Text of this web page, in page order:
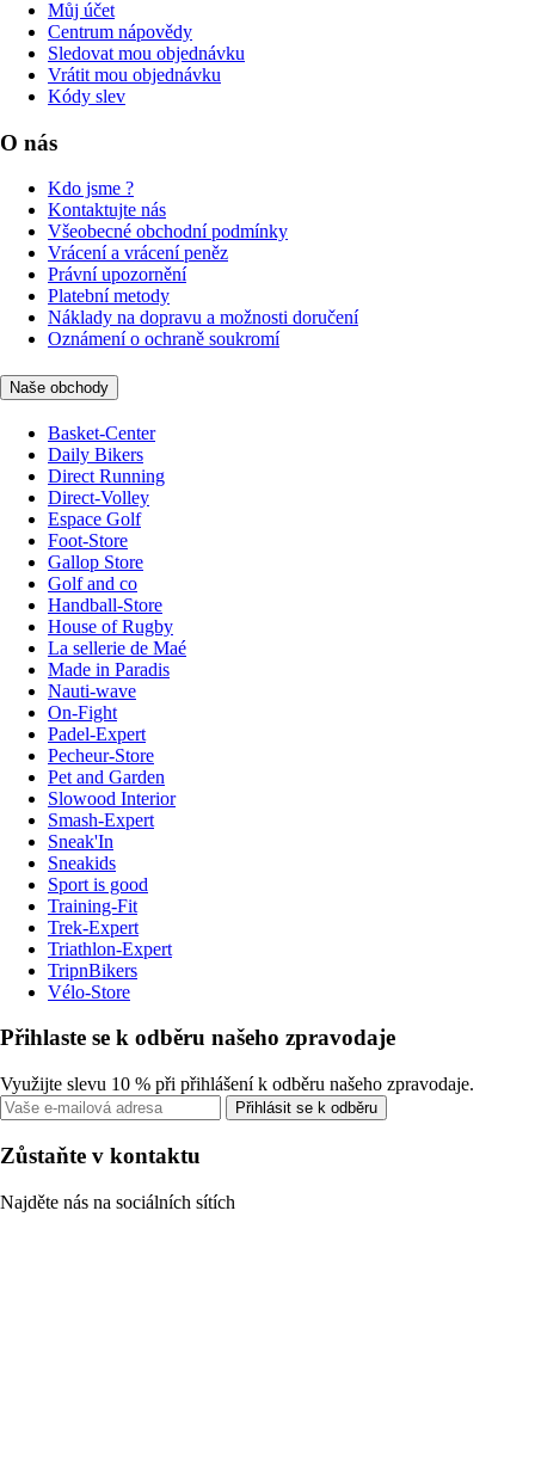
Můj účet
Centrum nápovědy
Sledovat mou objednávku
Vrátit mou objednávku
Kódy slev
O nás
Kdo jsme ?
Kontaktujte nás
Všeobecné obchodní podmínky
Vrácení a vrácení peněz
Právní upozornění
Platební metody
Náklady na dopravu a možnosti doručení
Oznámení o ochraně soukromí
Naše obchody
Basket-Center
Daily Bikers
Direct Running
Direct-Volley
Espace Golf
Foot-Store
Gallop Store
Golf and co
Handball-Store
House of Rugby
La sellerie de Maé
Made in Paradis
Nauti-wave
On-Fight
Padel-Expert
Pecheur-Store
Pet and Garden
Slowood Interior
Smash-Expert
Sneak'In
Sneakids
Sport is good
Training-Fit
Trek-Expert
Triathlon-Expert
TripnBikers
Vélo-Store
Přihlaste se k odběru našeho zpravodaje
Využijte slevu 10 % při přihlášení k odběru našeho zpravodaje.
Přihlásit se k odběru
Zůstaňte v kontaktu
Najděte nás na sociálních sítích